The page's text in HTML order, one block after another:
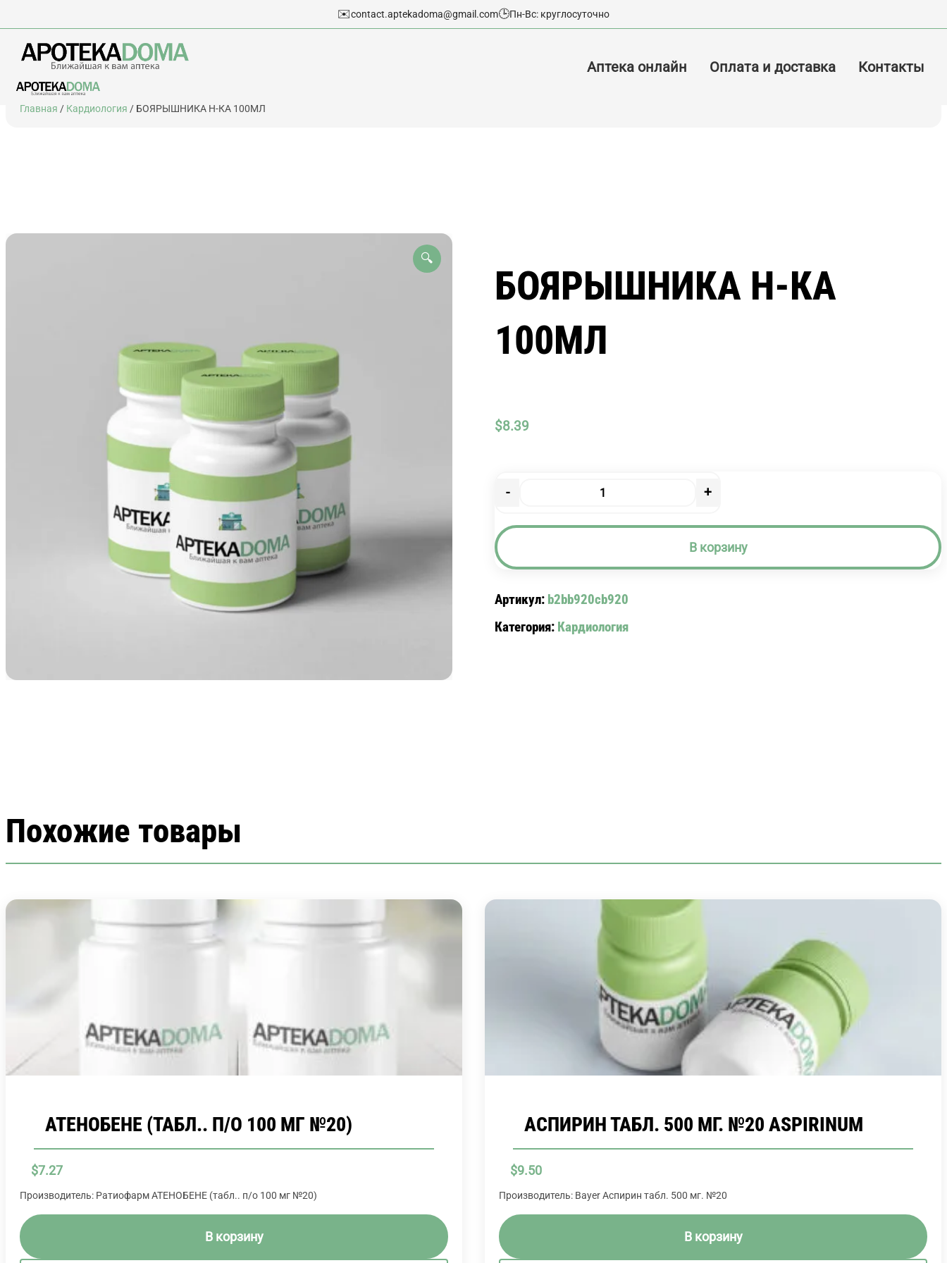
Перейти
✉️contact.aptekadoma@gmail.com🕒Пн-Вс: круглосуточно
Аптека онлайн Оплата и доставка Контакты
Главная / Кардиология / БОЯРЫШНИКА Н-КА 100МЛ
🔍
БОЯРЫШНИКА Н-КА
100МЛ
$8.39
-
БОЯРЫШНИКА
Н-
100МЛ
+
В корзину
Артикул: b2bb920cb920
Категория: Кардиология
Похожие товары
АТЕНОБЕНЕ (ТАБЛ.. П/О 100 МГ №20)
$7.27
Производитель: Ратиофарм АТЕНОБЕНЕ (табл.. п/о 100 мг №20)
В корзину
АСПИРИН ТАБЛ. 500 МГ. №20 ASPIRINUM
$9.50
Производитель: Bayer Аспирин табл. 500 мг. №20
В корзину